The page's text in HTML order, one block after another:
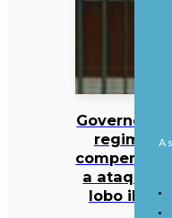
Governo
regime
a ataques
lobo ibérico
A